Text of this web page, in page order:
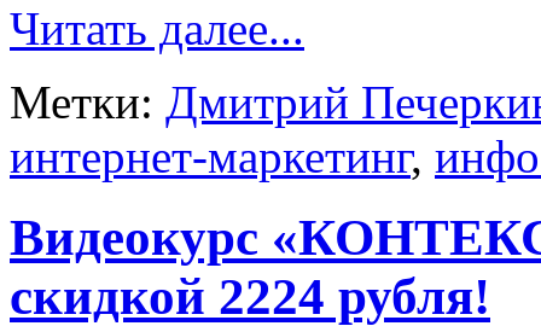
Читать далее...
Метки: Дмитрий
интернет-маркетинг,
Видеокурс
скидкой 2224 рубля!